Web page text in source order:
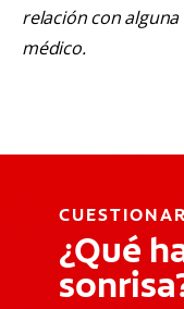
relación con
médico.
¿Qué